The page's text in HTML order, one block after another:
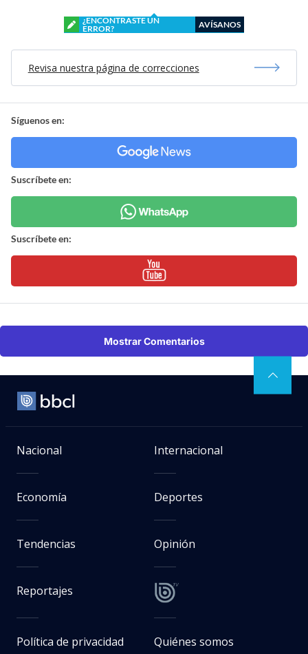
¿ENCONTRASTE UN
ERROR?
AVÍSANOS
Revisa nuestra página de correcciones
Síguenos en:
Suscríbete en:
Suscríbete en:
Mostrar Comentarios
Nacional Internacional
Economía Deportes
Tendencias Opinión
Reportajes
Política de privacidad Quiénes somos